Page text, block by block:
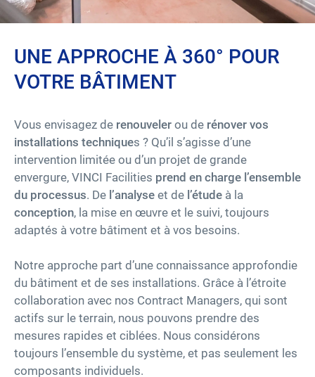
UNE APPROCHE À 360° POUR
VOTRE BÂTIMENT
Vous envisagez de renouveler ou de rénover vos
installations techniques ? Qu’il s’agisse d’une
intervention limitée ou d’un projet de grande
envergure, VINCI Facilities prend en charge l’ensemble
du processus. De l’analyse et de l’étude à la
conception, la mise en œuvre et le suivi, toujours
adaptés à votre bâtiment et à vos besoins.
Notre approche part d’une connaissance approfondie
du bâtiment et de ses installations. Grâce à l’étroite
collaboration avec nos Contract Managers, qui sont
actifs sur le terrain, nous pouvons prendre des
mesures rapides et ciblées. Nous considérons
toujours l’ensemble du système, et pas seulement les
composants individuels.